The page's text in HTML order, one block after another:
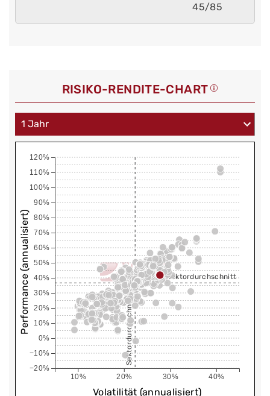
45/85
RISIKO-RENDITE-CHART
10% 20% 30% 40%
−20%
−10%
0%
10%
20%
30%
40%
50%
60%
70%
80%
90%
100%
110%
120%
Sektordurchschnitt
Sektordurchschnitt
Volatilität (annualisiert)
Performance (annualisiert)